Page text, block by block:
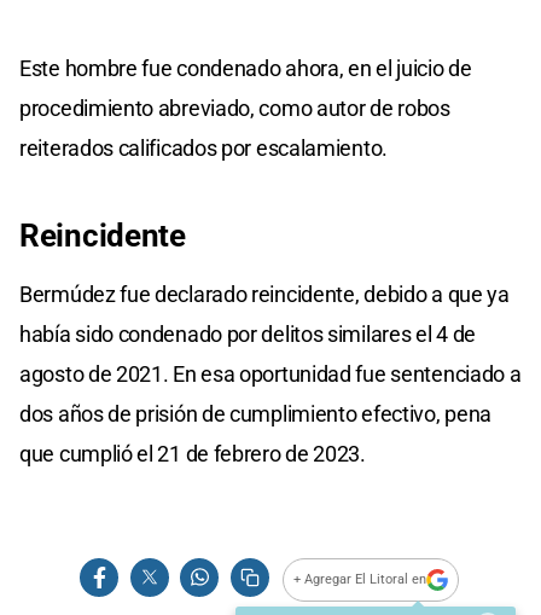
Este hombre fue condenado ahora, en el juicio de
procedimiento abreviado, como autor de robos
reiterados calificados por escalamiento.
Reincidente
Bermúdez fue declarado reincidente, debido a que ya
había sido condenado por delitos similares el 4 de
agosto de 2021. En esa oportunidad fue sentenciado a
dos años de prisión de cumplimiento efectivo, pena
que cumplió el 21 de febrero de 2023.
+ Agregar El Litoral en